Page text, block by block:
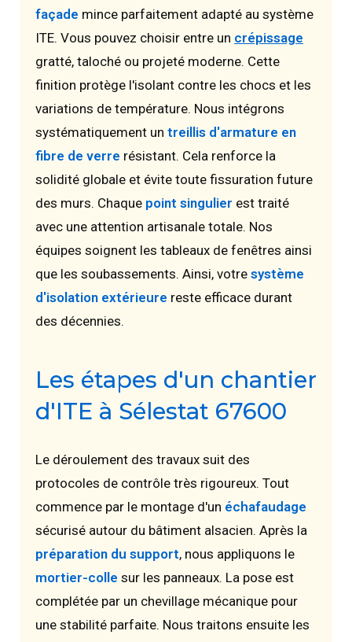
façade mince parfaitement adapté au système
ITE. Vous pouvez choisir entre un crépissage
gratté, taloché ou projeté moderne. Cette
finition protège l'isolant contre les chocs et les
variations de température. Nous intégrons
systématiquement un treillis d'armature en
fibre de verre résistant. Cela renforce la
solidité globale et évite toute fissuration future
des murs. Chaque point singulier est traité
avec une attention artisanale totale. Nos
équipes soignent les tableaux de fenêtres ainsi
que les soubassements. Ainsi, votre système
d'isolation extérieure reste efficace durant
des décennies.
Les étapes d'un chantier
d'ITE à Sélestat 67600
Le déroulement des travaux suit des
protocoles de contrôle très rigoureux. Tout
commence par le montage d'un échafaudage
sécurisé autour du bâtiment alsacien. Après la
préparation du support, nous appliquons le
mortier-colle sur les panneaux. La pose est
complétée par un chevillage mécanique pour
une stabilité parfaite. Nous traitons ensuite les